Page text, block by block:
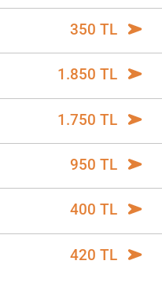
350 TL
1.850 TL
1.750 TL
950 TL
400 TL
420 TL